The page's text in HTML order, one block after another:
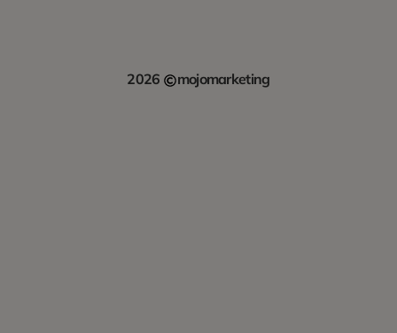
2026 mojomarketing